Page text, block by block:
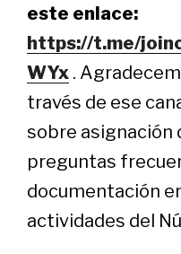
este enlace:
https://t.me/
WYx .
través de ese
sobre asignación
preguntas
documentación
actividades del